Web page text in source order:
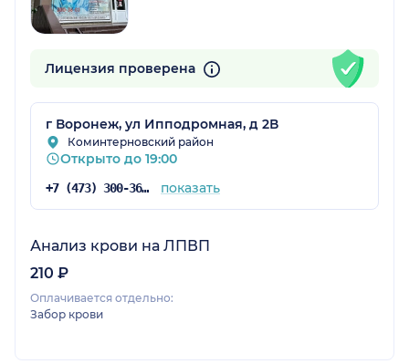
Лицензия проверена
г Воронеж, ул Ипподромная, д 2В
Коминтерновский район
Открыто до 19:00
+7 (473) 300-36-03 показать
Анализ крови на ЛПВП
210 ₽
Оплачивается отдельно:
Забор крови